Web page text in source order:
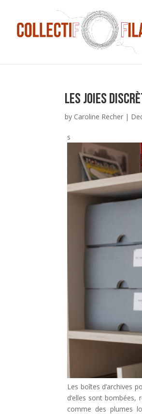
Les joies
by Caroline Recher |
s
Les boîtes d’archives
d’elles sont bombées,
comme des plumes